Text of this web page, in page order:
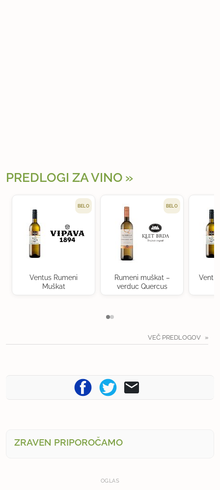
PREDLOGI ZA VINO
BELO
Ventus Rumeni
Muškat
BELO
Rumeni muškat –
verduc Quercus
VEČ PREDLOGOV
ZRAVEN PRIPOROČAMO
OGLAS